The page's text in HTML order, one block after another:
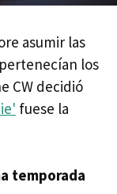
asumir las
los
CW decidió
fuese la
temporada